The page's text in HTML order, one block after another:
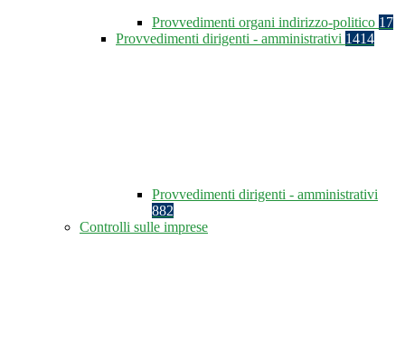
Provvedimenti organi indirizzo-politico 17
Provvedimenti dirigenti - amministrativi 1414
Provvedimenti dirigenti - amministrativi
882
Controlli sulle imprese